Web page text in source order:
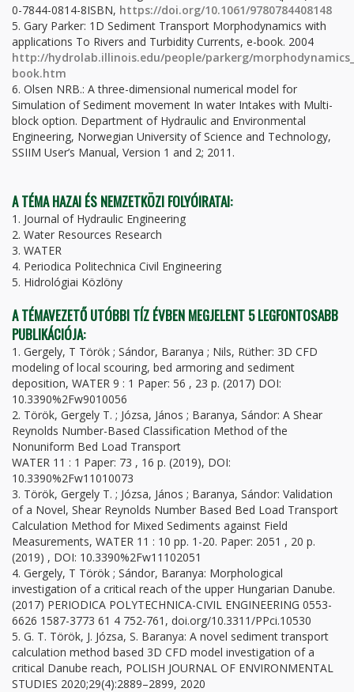
0-7844-0814-8ISBN, https://doi.org/10.1061/9780784408148
5. Gary Parker: 1D Sediment Transport Morphodynamics with
applications To Rivers and Turbidity Currents, e-book. 2004
http://hydrolab.illinois.edu/people/parkerg/
book.htm
6. Olsen NRB.: A three-dimensional numerical model for
Simulation of Sediment movement In water Intakes with Multi-
block option. Department of Hydraulic and Environmental
Engineering, Norwegian University of Science and Technology,
SSIIM User’s Manual, Version 1 and 2; 2011.
A TÉMA HAZAI ÉS NEMZETKÖZI FOLYÓIRATAI:
1. Journal of Hydraulic Engineering
2. Water Resources Research
3. WATER
4. Periodica Politechnica Civil Engineering
5. Hidrológiai Közlöny
A TÉMAVEZETŐ UTÓBBI TÍZ ÉVBEN MEGJELENT 5 LEGFONTOSABB
PUBLIKÁCIÓJA:
1. Gergely, T Török ; Sándor, Baranya ; Nils, Rüther: 3D CFD
modeling of local scouring, bed armoring and sediment
deposition, WATER 9 : 1 Paper: 56 , 23 p. (2017) DOI:
10.3390%2Fw9010056
2. Török, Gergely T. ; Józsa, János ; Baranya, Sándor: A Shear
Reynolds Number-Based Classification Method of the
Nonuniform Bed Load Transport
WATER 11 : 1 Paper: 73 , 16 p. (2019), DOI:
10.3390%2Fw11010073
3. Török, Gergely T. ; Józsa, János ; Baranya, Sándor: Validation
of a Novel, Shear Reynolds Number Based Bed Load Transport
Calculation Method for Mixed Sediments against Field
Measurements, WATER 11 : 10 pp. 1-20. Paper: 2051 , 20 p.
(2019) , DOI: 10.3390%2Fw11102051
4. Gergely, T Török ; Sándor, Baranya: Morphological
investigation of a critical reach of the upper Hungarian Danube.
(2017) PERIODICA POLYTECHNICA-CIVIL ENGINEERING 0553-
6626 1587-3773 61 4 752-761, doi.org/10.3311/PPci.10530
5. G. T. Török, J. Józsa, S. Baranya: A novel sediment transport
calculation method based 3D CFD model investigation of a
critical Danube reach, POLISH JOURNAL OF ENVIRONMENTAL
STUDIES 2020;29(4):2889–2899, 2020